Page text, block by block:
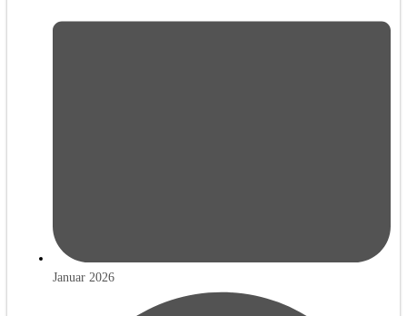
Januar 2026